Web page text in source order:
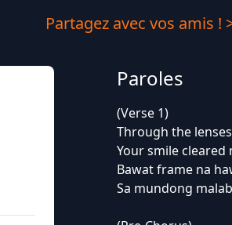
Partagez avec vos amis !
Paroles
(Verse 1)
Through the
Your smile cleared
Bawat frame na
Sa mundong